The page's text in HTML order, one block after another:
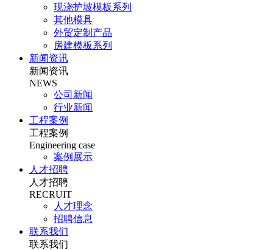
现浇护坡模板系列
其他模具
外贸定制产品
房建模板系列
新闻资讯
新闻资讯
NEWS
公司新闻
行业新闻
工程案例
工程案例
Engineering case
案例展示
人才招聘
人才招聘
RECRUIT
人才理念
招聘信息
联系我们
联系我们